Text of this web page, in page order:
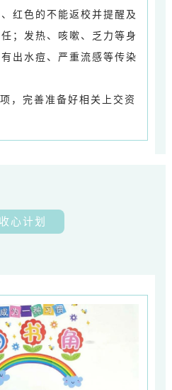
红色的不能返校并提醒及
； 发热、咳嗽、乏力等身
有出水痘、严重流感等传染
，完善准备好相关上交资
心计划